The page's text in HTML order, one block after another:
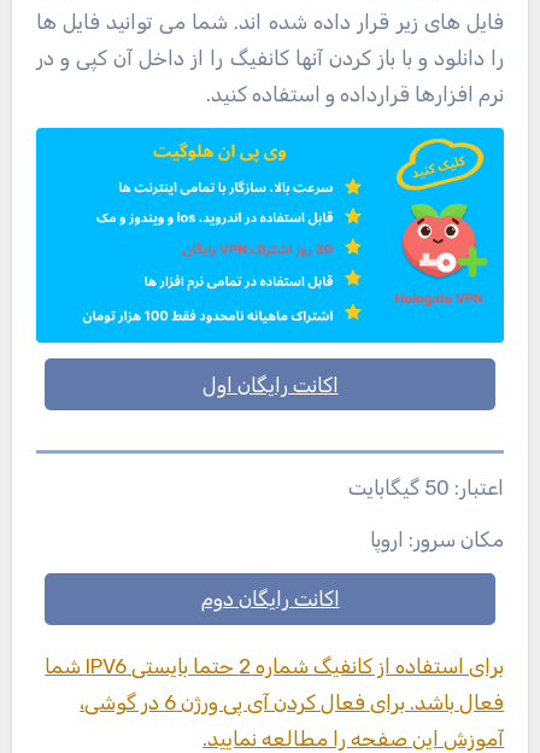
فایل های زیر قرار داده شده اند. شما می توانید فایل ها
را دانلود و با باز کردن آنها کانفیگ را از داخل آن کپی و در
نرم افزارها قرارداده و استفاده کنید.
اکانت رایگان اول
اعتبار: 50 گیگابایت
مکان سرور: اروپا
اکانت رایگان دوم
برای استفاده از کانفیگ شماره 2 حتما بایستی IPV6 شما
فعال باشد. برای فعال کردن آی پی ورژن 6 در گوشی،
آموزش این صفحه را مطالعه نمایید.